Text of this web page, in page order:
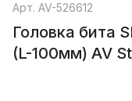
Арт. AV-526612
Головка бита
(L-100мм) AV